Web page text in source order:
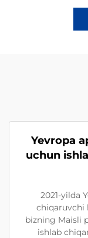
Yevropa
uchun
2021-yilda
chiqaruvchi
bizning Maisli
ishlab